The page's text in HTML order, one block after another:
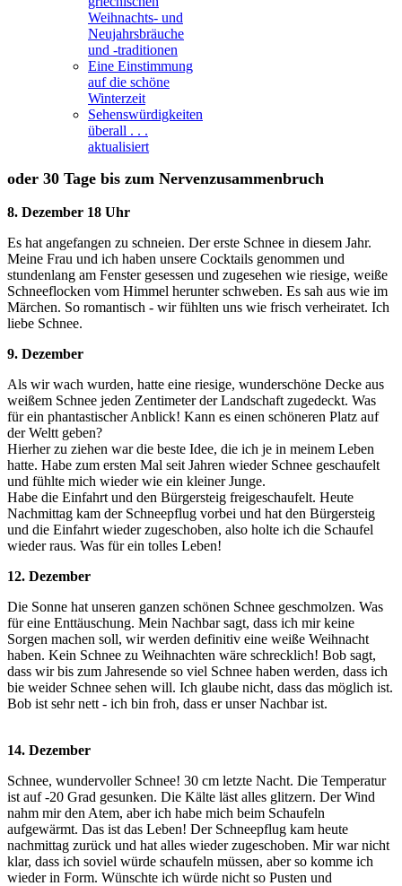
Weihnachts- und
Neujahrsbräuche
und -traditionen
Eine Einstimmung
auf die schöne
Winterzeit
Sehenswürdigkeiten
überall . . .
aktualisiert
oder 30 Tage bis zum Nervenzusammenbruch
8. Dezember 18 Uhr
Es hat angefangen zu schneien. Der erste Schnee in diesem Jahr.
Meine Frau und ich haben unsere Cocktails genommen und
stundenlang am Fenster gesessen und zugesehen wie riesige, weiße
Schneeflocken vom Himmel herunter schweben. Es sah aus wie im
Märchen. So romantisch - wir fühlten uns wie frisch verheiratet. Ich
liebe Schnee.
9. Dezember
Als wir wach wurden, hatte eine riesige, wunderschöne Decke aus
weißem Schnee jeden Zentimeter der Landschaft zugedeckt. Was
für ein phantastischer Anblick! Kann es einen schöneren Platz auf
der Weltt geben?
Hierher zu ziehen war die beste Idee, die ich je in meinem Leben
hatte. Habe zum ersten Mal seit Jahren wieder Schnee geschaufelt
und fühlte mich wieder wie ein kleiner Junge.
Habe die Einfahrt und den Bürgersteig freigeschaufelt. Heute
Nachmittag kam der Schneepflug vorbei und hat den Bürgersteig
und die Einfahrt wieder zugeschoben, also holte ich die Schaufel
wieder raus. Was für ein tolles Leben!
12. Dezember
Die Sonne hat unseren ganzen schönen Schnee geschmolzen. Was
für eine Enttäuschung. Mein Nachbar sagt, dass ich mir keine
Sorgen machen soll, wir werden definitiv eine weiße Weihnacht
haben. Kein Schnee zu Weihnachten wäre schrecklich! Bob sagt,
dass wir bis zum Jahresende so viel Schnee haben werden, dass ich
bie weider Schnee sehen will. Ich glaube nicht, dass das möglich ist.
Bob ist sehr nett - ich bin froh, dass er unser Nachbar ist.
14. Dezember
Schnee, wundervoller Schnee! 30 cm letzte Nacht. Die Temperatur
ist auf -20 Grad gesunken. Die Kälte läst alles glitzern. Der Wind
nahm mir den Atem, aber ich habe mich beim Schaufeln
aufgewärmt. Das ist das Leben! Der Schneepflug kam heute
nachmittag zurück und hat alles wieder zugeschoben. Mir war nicht
klar, dass ich soviel würde schaufeln müssen, aber so komme ich
wieder in Form. Wünschte ich würde nicht so Pusten und